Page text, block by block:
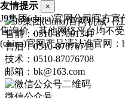
售前：0510-87061341
售后：0510-87076718
技术：0510-87076708
邮箱：bk@163.com
友情提示 ×
J9集团(china)官网公司官方
售询价，其他网络平台均不
(china)官网产品请认准官网：